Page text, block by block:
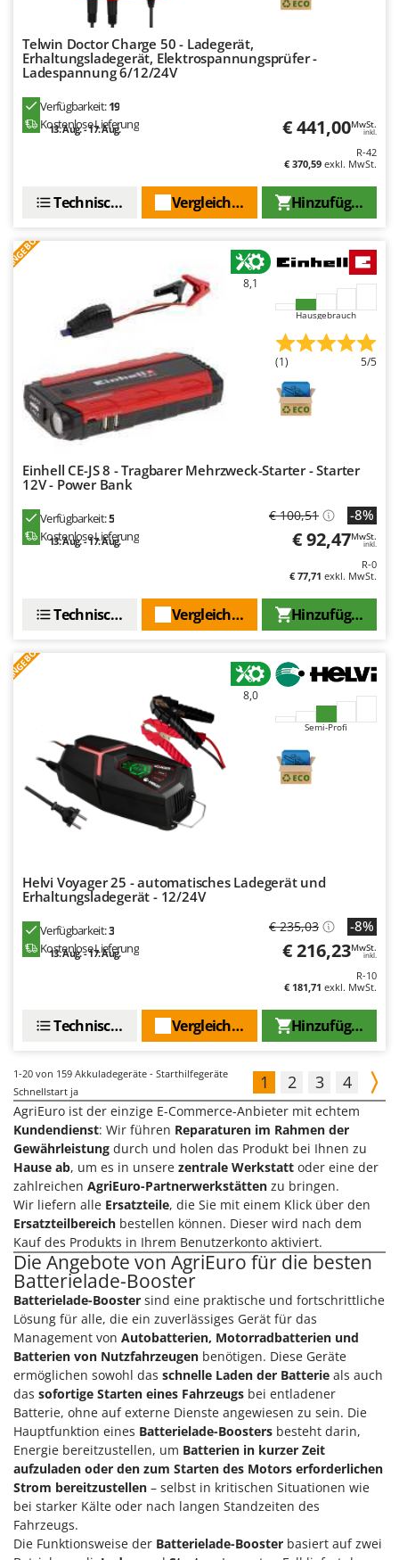
Telwin Doctor Charge 50 - Ladegerät,
Erhaltungsladegerät, Elektrospannungsprüfer -
Ladespannung 6/12/24V
Verfügbarkeit:19
Kostenlose Lieferung
13. Aug. - 17. Aug. € 441,00MwSt.
inkl.
R-42
€ 370,59 exkl. MwSt.
Hinzufügen
Vergleichen Sie
Technische Daten
ANGEBOT
8,1
Hausgebrauch
(1) 5/5
Einhell CE-JS 8 - Tragbarer Mehrzweck-Starter - Starter
12V - Power Bank
Verfügbarkeit:5
Kostenlose Lieferung
13. Aug. - 17. Aug.
€ 100,51 -8%
€ 92,47MwSt.
inkl.
R-0
€ 77,71 exkl. MwSt.
Hinzufügen
Vergleichen Sie
Technische Daten
ANGEBOT
8,0
Semi-Profi
Helvi Voyager 25 - automatisches Ladegerät und
Erhaltungsladegerät - 12/24V
Verfügbarkeit:3
Kostenlose Lieferung
13. Aug. - 17. Aug.
€ 235,03 -8%
€ 216,23MwSt.
inkl.
R-10
€ 181,71 exkl. MwSt.
Hinzufügen
Vergleichen Sie
Technische Daten
1-20 von 159 Akkuladegeräte - Starthilfegeräte
Schnellstart ja
1 2 3 4
AgriEuro ist der einzige E-Commerce-Anbieter mit echtem
Kundendienst: Wir führen Reparaturen im Rahmen der
Gewährleistung durch und holen das Produkt bei Ihnen zu
Hause ab, um es in unsere zentrale Werkstatt oder eine der
zahlreichen AgriEuro-Partnerwerkstätten zu bringen.
Wir liefern alle Ersatzteile, die Sie mit einem Klick über den
Ersatzteilbereich bestellen können. Dieser wird nach dem
Kauf des Produkts in Ihrem Benutzerkonto aktiviert.
Die Angebote von AgriEuro für die besten
Batterielade-Booster
Batterielade-Booster sind eine praktische und fortschrittliche
Lösung für alle, die ein zuverlässiges Gerät für das
Management von Autobatterien, Motorradbatterien und
Batterien von Nutzfahrzeugen benötigen. Diese Geräte
ermöglichen sowohl das schnelle Laden der Batterie als auch
das sofortige Starten eines Fahrzeugs bei entladener
Batterie, ohne auf externe Dienste angewiesen zu sein. Die
Hauptfunktion eines Batterielade-Boosters besteht darin,
Energie bereitzustellen, um Batterien in kurzer Zeit
aufzuladen oder den zum Starten des Motors erforderlichen
Strom bereitzustellen – selbst in kritischen Situationen wie
bei starker Kälte oder nach langen Standzeiten des
Fahrzeugs.
Die Funktionsweise der Batterielade-Booster basiert auf zwei